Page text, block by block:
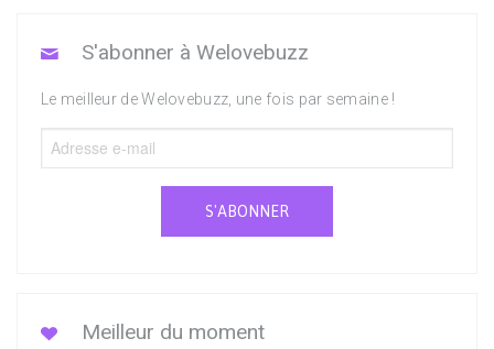
S'abonner à Welovebuzz
Le meilleur de Welovebuzz, une fois par semaine !
S'ABONNER
Meilleur du moment